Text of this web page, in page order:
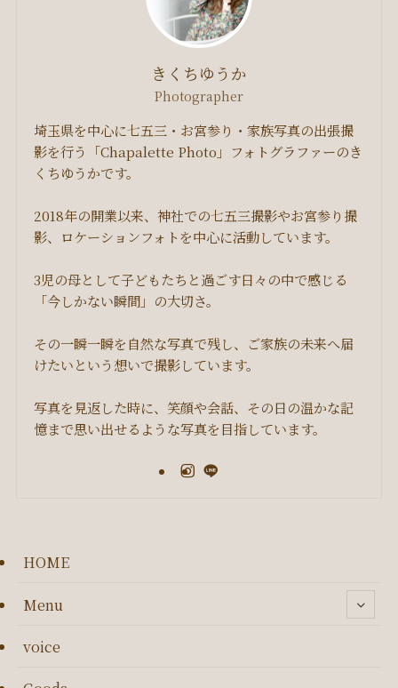
きくちゆうか
Photographer
埼玉県を中心に七五三・お宮参り・家族写真の出張撮
影を行う「Chapalette Photo」フォトグラファーのき
くちゆうかです。
2018年の開業以来、神社での七五三撮影やお宮参り撮
影、ロケーションフォトを中心に活動しています。
3児の母として子どもたちと過ごす日々の中で感じる
「今しかない瞬間」の大切さ。
その一瞬一瞬を自然な写真で残し、ご家族の未来へ届
けたいという想いで撮影しています。
写真を見返した時に、笑顔や会話、その日の温かな記
憶まで思い出せるような写真を目指しています。
HOME
Menu
voice